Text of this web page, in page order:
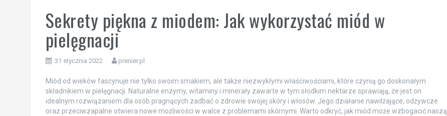
Sekrety piękna z miodem: Jak wykorzystać miód w
pielęgnacji
31 stycznia 2022 prenier.pl
Miód od wieków fascynuje nie tylko swoim smakiem, ale także niezwykłymi właściwościami, które czynią go doskonałym
składnikiem w pielęgnacji. Naturalne enzymy, witaminy i minerały zawarte w tym słodkim nektarze sprawiają, że jest on
idealnym rozwiązaniem dla osób pragnących zadbać o zdrowie swojej skóry i włosów. Jego działanie nawilżające, odżywcze
oraz przeciwzapalne otwiera nowe możliwości w walce z problemami skórnymi. Warto odkryć, jak miód może wzbogacić naszą